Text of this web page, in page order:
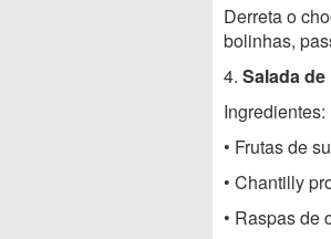
Derreta o
bolinhas,
4. Salada
Ingredientes:
• Frutas de
• Chantilly
• Raspas de